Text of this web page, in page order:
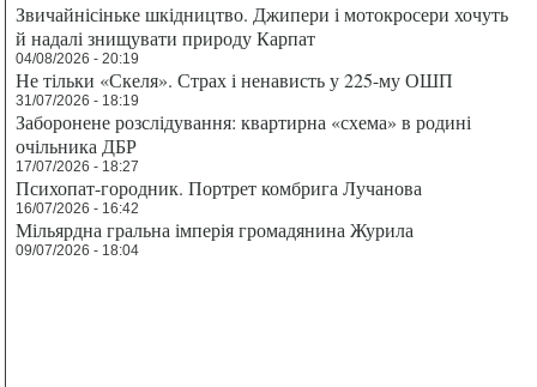
Звичайнісіньке шкідництво. Джипери і мотокросери хочуть
й надалі знищувати природу Карпат
04/08/2026 - 20:19
Не тільки «Скеля». Страх і ненависть у 225-му ОШП
31/07/2026 - 18:19
Заборонене розслідування: квартирна «схема» в родині
очільника ДБР
17/07/2026 - 18:27
Психопат-городник. Портрет комбрига Лучанова
16/07/2026 - 16:42
Мільярдна гральна імперія громадянина Журила
09/07/2026 - 18:04